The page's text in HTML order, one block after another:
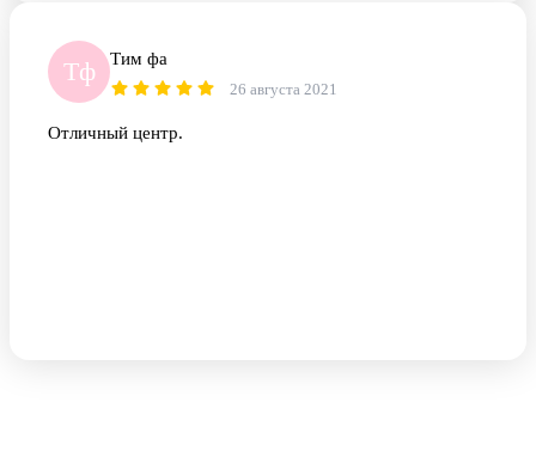
Тф Тим фа
26 августа 2021
Отличный центр.